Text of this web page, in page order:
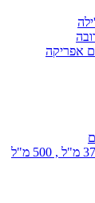
אפריקה